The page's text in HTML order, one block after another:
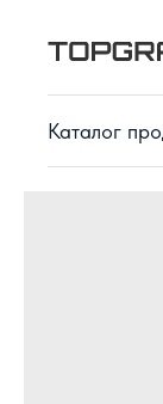
Каталог